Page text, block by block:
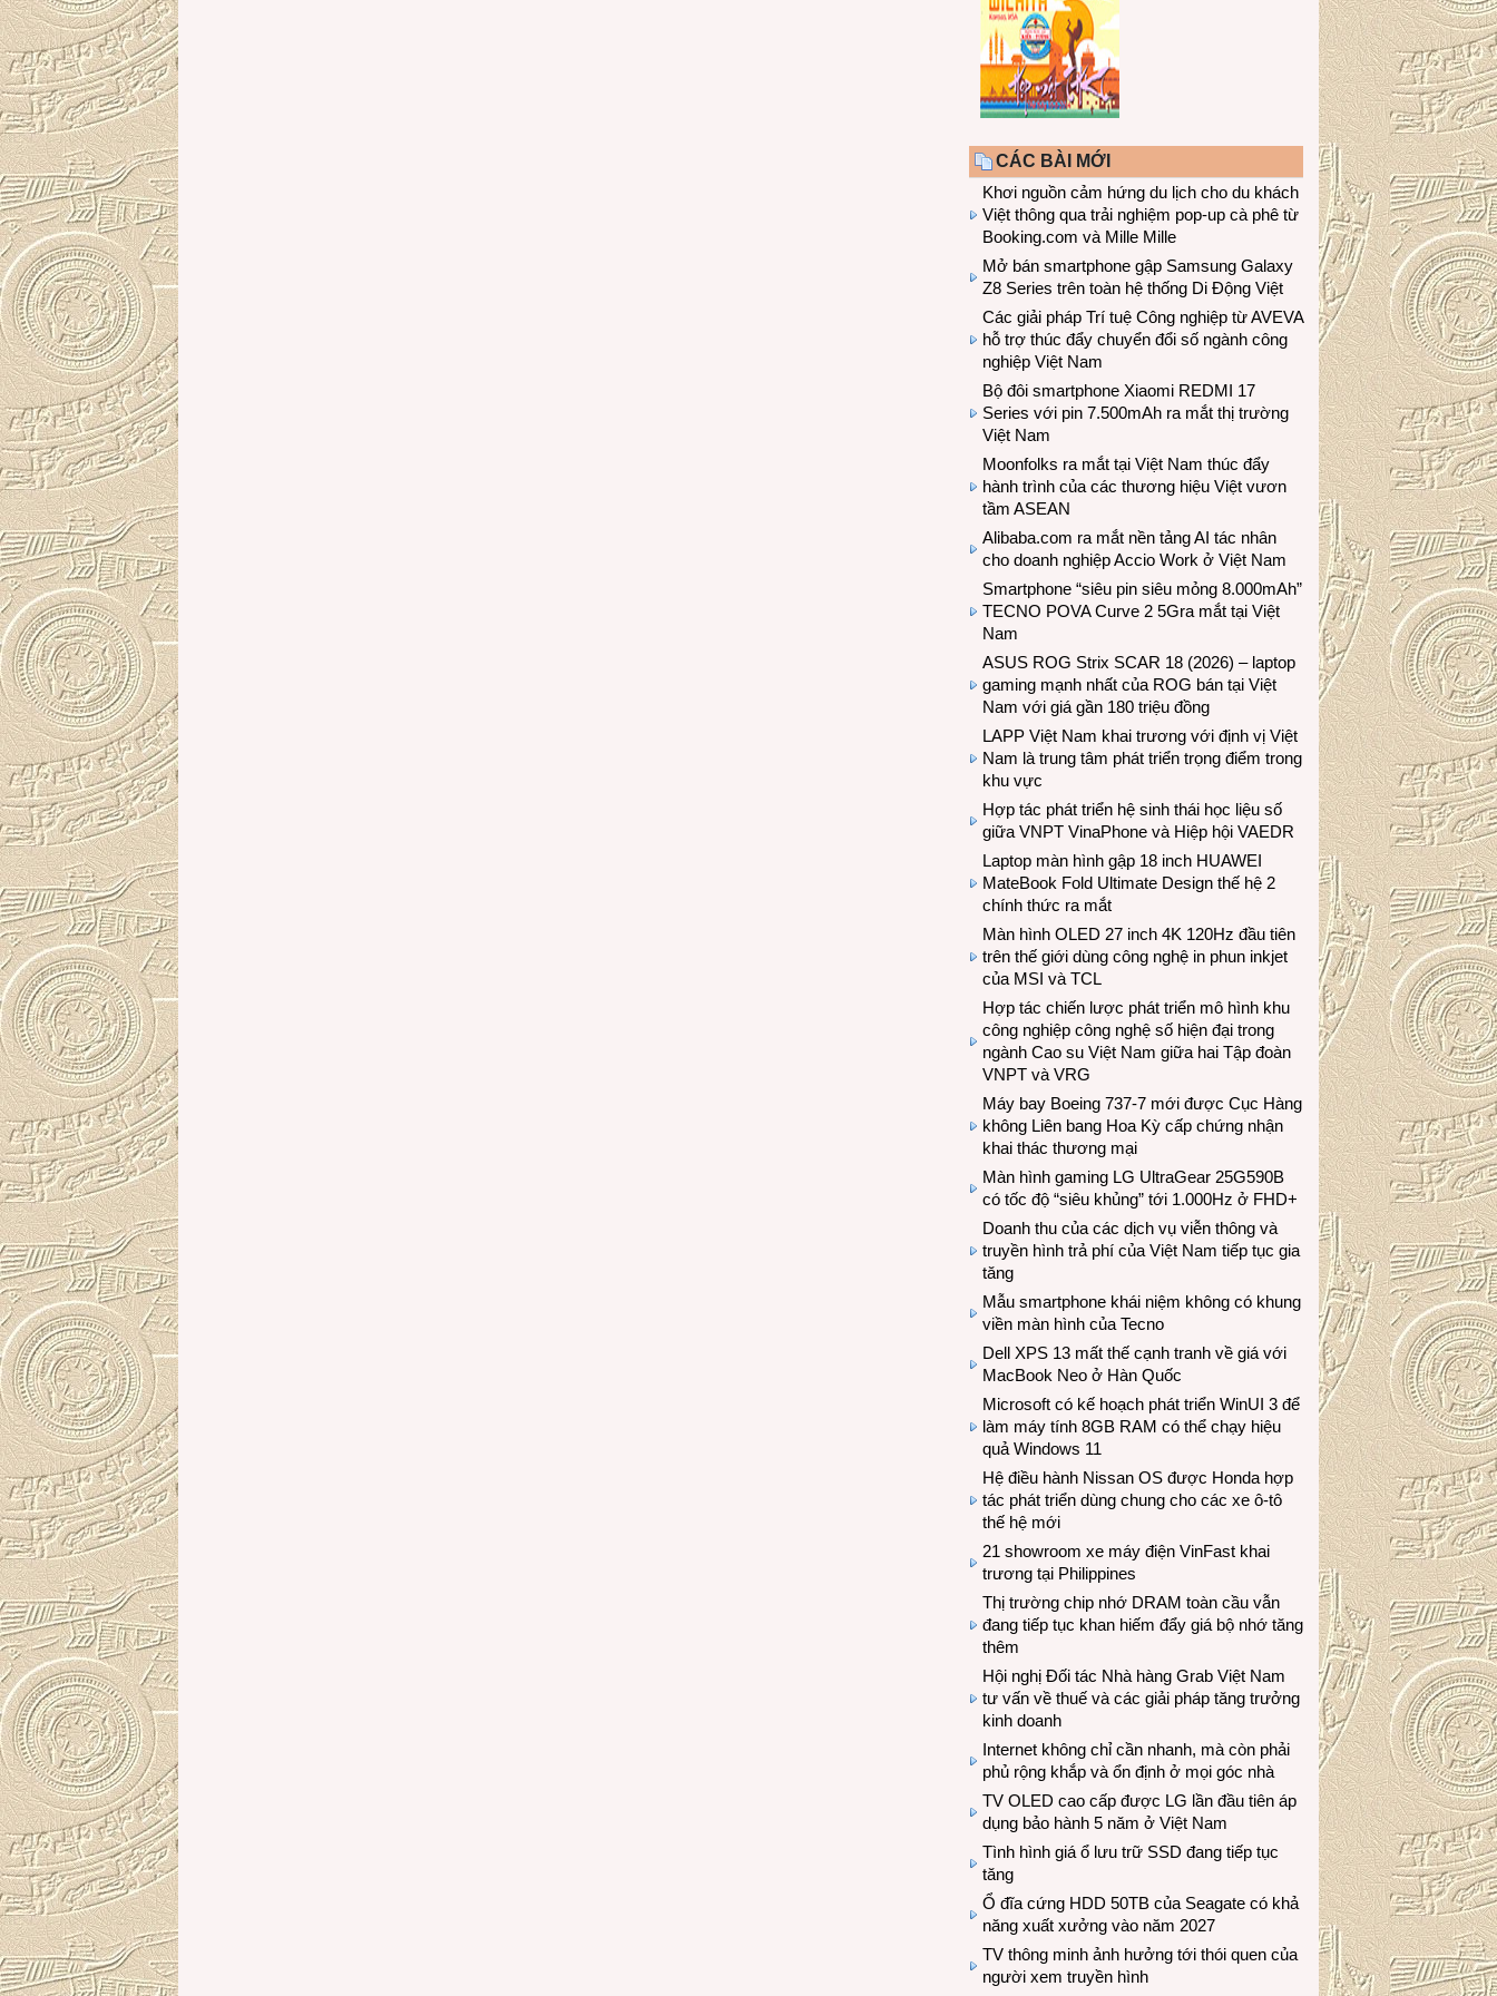
CÁC BÀI MỚI
Khơi nguồn cảm hứng du lịch cho du khách
Việt thông qua trải nghiệm pop-up cà phê từ
Booking.com và Mille Mille
Mở bán smartphone gập Samsung Galaxy
Z8 Series trên toàn hệ thống Di Động Việt
Các giải pháp Trí tuệ Công nghiệp từ AVEVA
hỗ trợ thúc đẩy chuyển đổi số ngành công
nghiệp Việt Nam
Bộ đôi smartphone Xiaomi REDMI 17
Series với pin 7.500mAh ra mắt thị trường
Việt Nam
Moonfolks ra mắt tại Việt Nam thúc đẩy
hành trình của các thương hiệu Việt vươn
tầm ASEAN
Alibaba.com ra mắt nền tảng AI tác nhân
cho doanh nghiệp Accio Work ở Việt Nam
Smartphone “siêu pin siêu mỏng 8.000mAh”
TECNO POVA Curve 2 5Gra mắt tại Việt
Nam
ASUS ROG Strix SCAR 18 (2026) – laptop
gaming mạnh nhất của ROG bán tại Việt
Nam với giá gần 180 triệu đồng
LAPP Việt Nam khai trương với định vị Việt
Nam là trung tâm phát triển trọng điểm trong
khu vực
Hợp tác phát triển hệ sinh thái học liệu số
giữa VNPT VinaPhone và Hiệp hội VAEDR
Laptop màn hình gập 18 inch HUAWEI
MateBook Fold Ultimate Design thế hệ 2
chính thức ra mắt
Màn hình OLED 27 inch 4K 120Hz đầu tiên
trên thế giới dùng công nghệ in phun inkjet
của MSI và TCL
Hợp tác chiến lược phát triển mô hình khu
công nghiệp công nghệ số hiện đại trong
ngành Cao su Việt Nam giữa hai Tập đoàn
VNPT và VRG
Máy bay Boeing 737-7 mới được Cục Hàng
không Liên bang Hoa Kỳ cấp chứng nhận
khai thác thương mại
Màn hình gaming LG UltraGear 25G590B
có tốc độ “siêu khủng” tới 1.000Hz ở FHD+
Doanh thu của các dịch vụ viễn thông và
truyền hình trả phí của Việt Nam tiếp tục gia
tăng
Mẫu smartphone khái niệm không có khung
viền màn hình của Tecno
Dell XPS 13 mất thế cạnh tranh về giá với
MacBook Neo ở Hàn Quốc
Microsoft có kế hoạch phát triển WinUI 3 để
làm máy tính 8GB RAM có thể chạy hiệu
quả Windows 11
Hệ điều hành Nissan OS được Honda hợp
tác phát triển dùng chung cho các xe ô-tô
thế hệ mới
21 showroom xe máy điện VinFast khai
trương tại Philippines
Thị trường chip nhớ DRAM toàn cầu vẫn
đang tiếp tục khan hiếm đẩy giá bộ nhớ tăng
thêm
Hội nghị Đối tác Nhà hàng Grab Việt Nam
tư vấn về thuế và các giải pháp tăng trưởng
kinh doanh
Internet không chỉ cần nhanh, mà còn phải
phủ rộng khắp và ổn định ở mọi góc nhà
TV OLED cao cấp được LG lần đầu tiên áp
dụng bảo hành 5 năm ở Việt Nam
Tình hình giá ổ lưu trữ SSD đang tiếp tục
tăng
Ổ đĩa cứng HDD 50TB của Seagate có khả
năng xuất xưởng vào năm 2027
TV thông minh ảnh hưởng tới thói quen của
người xem truyền hình